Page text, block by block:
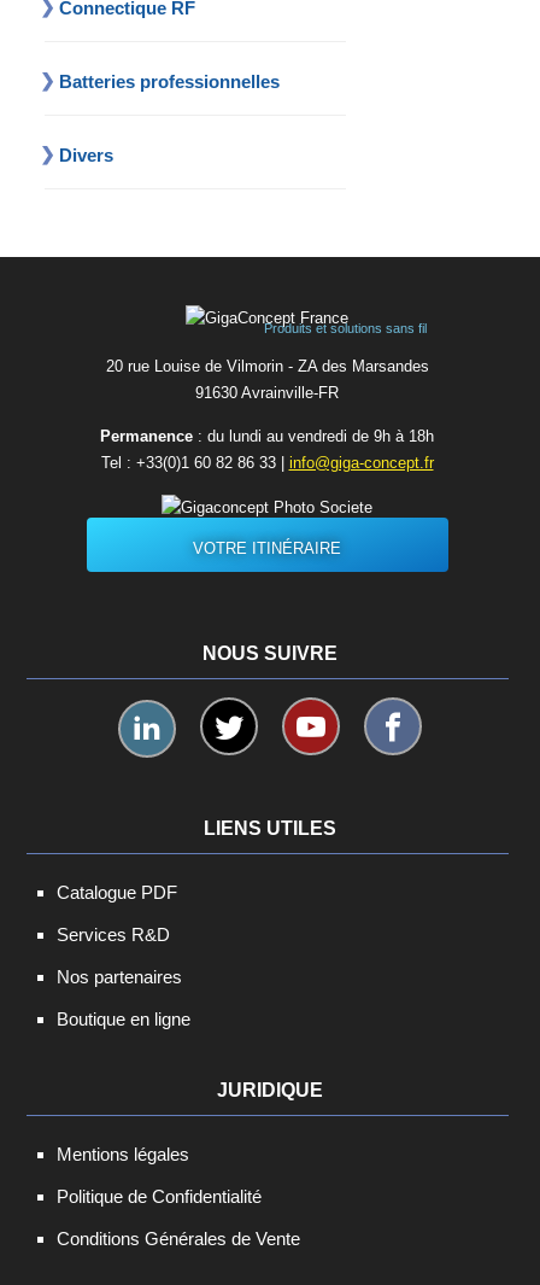
Connectique RF
Batteries professionnelles
Divers
Produits et solutions sans fil
20 rue Louise de Vilmorin - ZA des Marsandes
91630 Avrainvilleㅤ-ㅤFR
Permanence : du lundi au vendredi de 9h à 18h
Tel : +33(0)1 60 82 86 33| info@giga-concept.fr
VOTRE ITINÉRAIRE
NOUS SUIVRE
LIENS UTILES
Catalogue PDF
Services R&D
Nos partenaires
Boutique en ligne
JURIDIQUE
Mentions légales
Politique de Confidentialité
Conditions Générales de Vente